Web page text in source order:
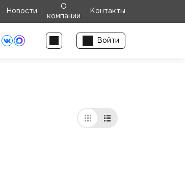
Новости
О
компании
Контакты
Войти